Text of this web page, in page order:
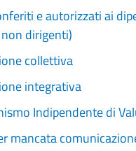
e autorizzati ai
dirigenti)
collettiva
integrativa
Indipendente di
mancata